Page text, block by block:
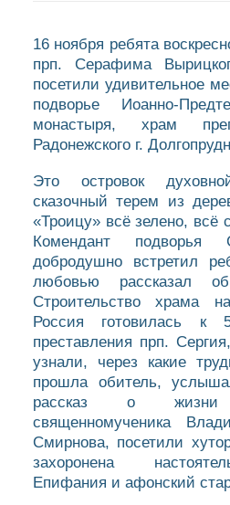
16 ноября ребята
прп. Серафима
посетили удивительное
подворье Иоанно-
монастыря, храм
Радонежского г.
Это островок
сказочный терем из
«Троицу» всё зелено, всё
Комендант подворья
добродушно встретил
любовью рассказал
Строительство храма
Россия готовилась к
преставления прп.
узнали, через какие
прошла обитель,
рассказ о
священномученика
Смирнова, посетили
захоронена
Епифания и афонский